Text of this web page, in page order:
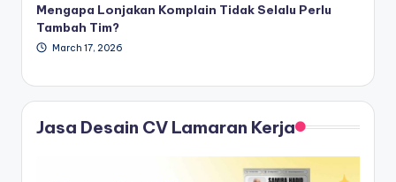
Mengapa Lonjakan Komplain Tidak Selalu Perlu
Tambah Tim?
March 17, 2026
Jasa Desain CV Lamaran Kerja